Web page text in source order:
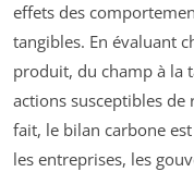
effets des
tangibles. En évaluant
produit, du champ à la
actions susceptibles de
fait, le bilan carbone
les entreprises, les